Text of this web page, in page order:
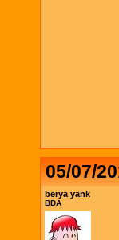
05/07/
berya yank
BDA